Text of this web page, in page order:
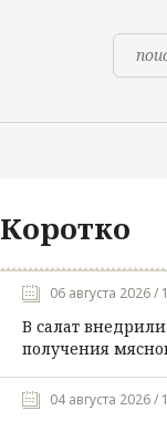
Коротко
06 августа 2026 /
В салат
получения
04 августа 2026 /